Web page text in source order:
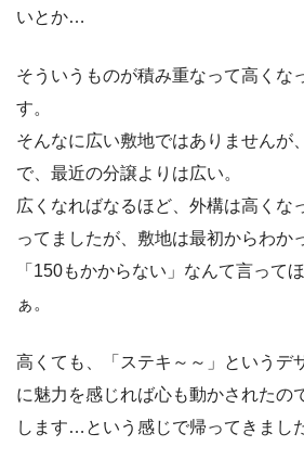
いとか…
そういうものが積み重なって高くな
す。
そんなに広い敷地ではありませんが
で、最近の分譲よりは広い。
広くなればなるほど、外構は高くな
ってましたが、敷地は最初からわか
「150もかからない」なんて言って
ぁ。
高くても、「ステキ～～」というデ
に魅力を感じれば心も動かされたの
します…という感じで帰ってきまし